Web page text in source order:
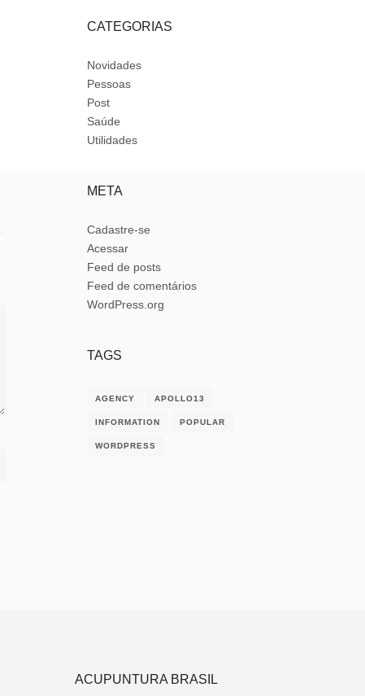
CATEGORIAS
Novidades
Pessoas
Post
Saúde
Utilidades
META
Cadastre-se
Acessar
Feed de posts
Feed de comentários
WordPress.org
TAGS
AGENCY APOLLO13
INFORMATION POPULAR
WORDPRESS
ACUPUNTURA BRASIL